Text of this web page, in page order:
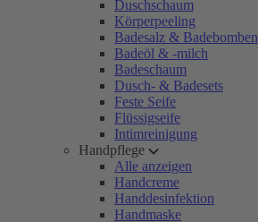
Duschschaum
Körperpeeling
Badesalz & Badebomben
Badeöl & -milch
Badeschaum
Dusch- & Badesets
Feste Seife
Flüssigseife
Intimreinigung
Handpflege
Alle anzeigen
Handcreme
Handdesinfektion
Handmaske